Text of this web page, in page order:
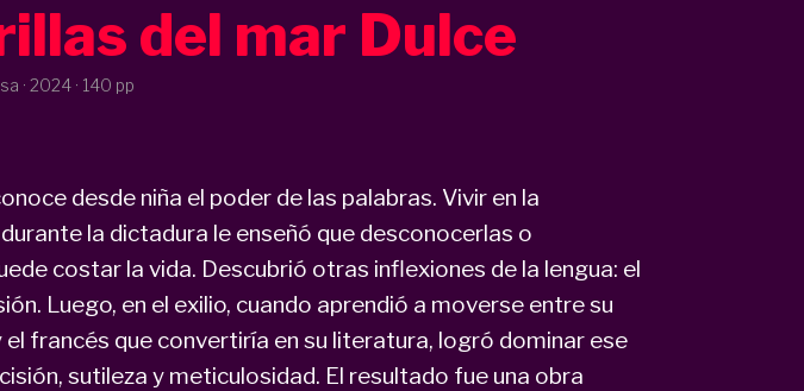
del mar Dulce
· 2024· 140 pp
desde niña el poder de las palabras. Vivir en la
la dictadura le enseñó que desconocerlas o
costar la vida. Descubrió otras inflexiones de la lengua: el
Luego, en el exilio, cuando aprendió a moverse entre su
el francés que convertiría en su literatura, logró dominar ese
sutileza y meticulosidad. El resultado fue una obra